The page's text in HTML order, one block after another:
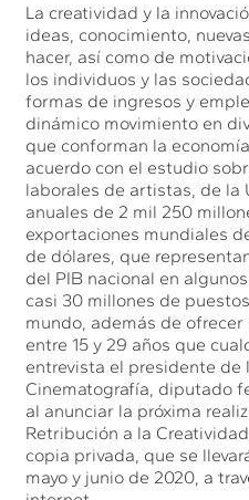
La creatividad y la
ideas, conocimiento,
hacer, así como de
los individuos y las
formas de ingresos y
dinámico movimiento en
que conforman la
acuerdo con el estudio
laborales de artistas, de la
anuales de 2 mil 250
exportaciones mundiales
de dólares, que
del PIB nacional en
casi 30 millones de
mundo, además de
entre 15 y 29 años que
entrevista el presidente de
Cinematografía, diputado
al anunciar la próxima
Retribución a la
copia privada, que se
mayo y junio de 2020, a